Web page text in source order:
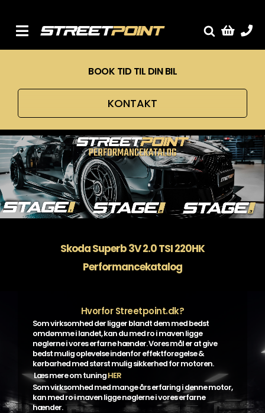
content
Toggle
Sænkning
Tuning
Ventilrens
Værksted
BOOK TID TIL DIN BIL
KONTAKT
Skoda Superb 3V 2.0 TSI 220HK
Performancekatalog
Hvorfor Streetpoint.dk?
Som virksomhed der ligger blandt dem med bedst
omdømme i landet, kan du med ro i maven ligge
nøglerne i vores erfarne hænder. Vores mål er at give
bedst mulig oplevelse indenfor effektforøgelse &
kørbarhed med størst mulig sikkerhed for motoren.
Læs mere om tuningHER
Som virksomhed med mange års erfaring i denne motor,
kan med ro i maven ligge nøglerne i vores erfarne
hænder.